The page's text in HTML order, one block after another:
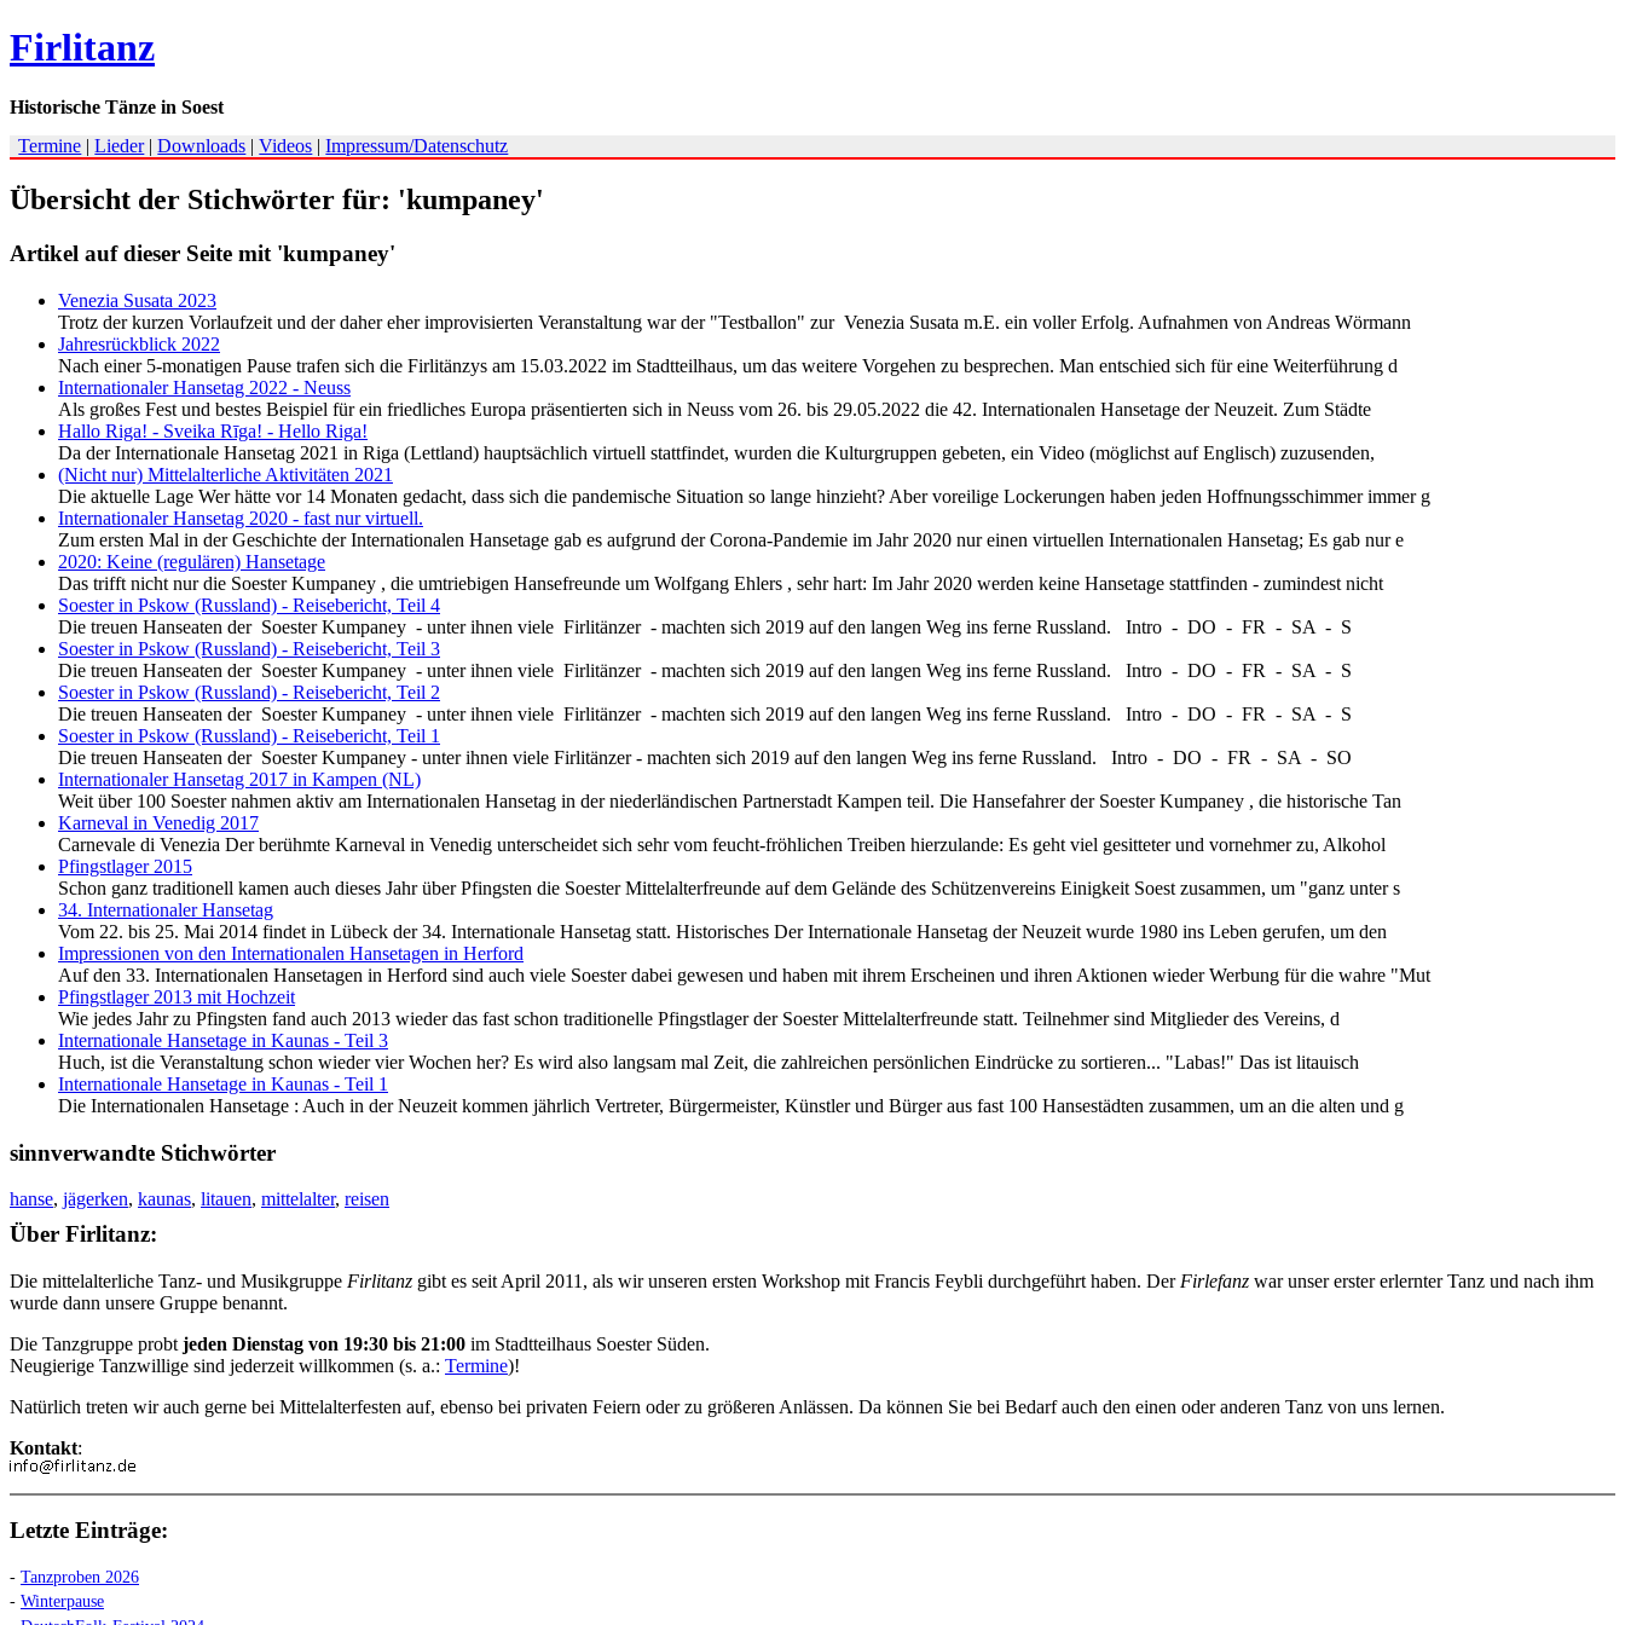
Firlitanz
Historische Tänze in Soest
Termine |Lieder|Downloads |Videos |Impressum/Datenschutz
Übersicht der Stichwörter für: 'kumpaney'
Artikel auf dieser Seite mit 'kumpaney'
Venezia Susata 2023
Trotz der kurzen Vorlaufzeit und der daher eher improvisierten Veranstaltung war der "Testballon" zur Venezia Susata m.E. ein voller Erfolg. Aufnahmen von Andreas Wörmann
Jahresrückblick 2022
Nach einer 5-monatigen Pause trafen sich die Firlitänzys am 15.03.2022 im Stadtteilhaus, um das weitere Vorgehen zu besprechen. Man entschied sich für eine Weiterführung d
Internationaler Hansetag 2022 - Neuss
Als großes Fest und bestes Beispiel für ein friedliches Europa präsentierten sich in Neuss vom 26. bis 29.05.2022 die 42. Internationalen Hansetage der Neuzeit. Zum Städte
Hallo Riga! - Sveika Rīga! - Hello Riga!
Da der Internationale Hansetag 2021 in Riga (Lettland) hauptsächlich virtuell stattfindet, wurden die Kulturgruppen gebeten, ein Video (möglichst auf Englisch) zuzusenden,
(Nicht nur) Mittelalterliche Aktivitäten 2021
Die aktuelle Lage Wer hätte vor 14 Monaten gedacht, dass sich die pandemische Situation so lange hinzieht? Aber voreilige Lockerungen haben jeden Hoffnungsschimmer immer g
Internationaler Hansetag 2020 - fast nur virtuell.
Zum ersten Mal in der Geschichte der Internationalen Hansetage gab es aufgrund der Corona-Pandemie im Jahr 2020 nur einen virtuellen Internationalen Hansetag; Es gab nur e
2020: Keine (regulären) Hansetage
Das trifft nicht nur die Soester Kumpaney , die umtriebigen Hansefreunde um Wolfgang Ehlers , sehr hart: Im Jahr 2020 werden keine Hansetage stattfinden - zumindest nicht
Soester in Pskow (Russland) - Reisebericht, Teil 4
Die treuen Hanseaten der Soester Kumpaney - unter ihnen viele Firlitänzer - machten sich 2019 auf den langen Weg ins ferne Russland. Intro - DO - FR - SA - S
Soester in Pskow (Russland) - Reisebericht, Teil 3
Die treuen Hanseaten der Soester Kumpaney - unter ihnen viele Firlitänzer - machten sich 2019 auf den langen Weg ins ferne Russland. Intro - DO - FR - SA - S
Soester in Pskow (Russland) - Reisebericht, Teil 2
Die treuen Hanseaten der Soester Kumpaney - unter ihnen viele Firlitänzer - machten sich 2019 auf den langen Weg ins ferne Russland. Intro - DO - FR - SA - S
Soester in Pskow (Russland) - Reisebericht, Teil 1
Die treuen Hanseaten der Soester Kumpaney - unter ihnen viele Firlitänzer - machten sich 2019 auf den langen Weg ins ferne Russland. Intro - DO - FR - SA - SO
Internationaler Hansetag 2017 in Kampen (NL)
Weit über 100 Soester nahmen aktiv am Internationalen Hansetag in der niederländischen Partnerstadt Kampen teil. Die Hansefahrer der Soester Kumpaney , die historische Tan
Karneval in Venedig 2017
Carnevale di Venezia Der berühmte Karneval in Venedig unterscheidet sich sehr vom feucht-fröhlichen Treiben hierzulande: Es geht viel gesitteter und vornehmer zu, Alkohol
Pfingstlager 2015
Schon ganz traditionell kamen auch dieses Jahr über Pfingsten die Soester Mittelalterfreunde auf dem Gelände des Schützenvereins Einigkeit Soest zusammen, um "ganz unter s
34. Internationaler Hansetag
Vom 22. bis 25. Mai 2014 findet in Lübeck der 34. Internationale Hansetag statt. Historisches Der Internationale Hansetag der Neuzeit wurde 1980 ins Leben gerufen, um den
Impressionen von den Internationalen Hansetagen in Herford
Auf den 33. Internationalen Hansetagen in Herford sind auch viele Soester dabei gewesen und haben mit ihrem Erscheinen und ihren Aktionen wieder Werbung für die wahre "Mut
Pfingstlager 2013 mit Hochzeit
Wie jedes Jahr zu Pfingsten fand auch 2013 wieder das fast schon traditionelle Pfingstlager der Soester Mittelalterfreunde statt. Teilnehmer sind Mitglieder des Vereins, d
Internationale Hansetage in Kaunas - Teil 3
Huch, ist die Veranstaltung schon wieder vier Wochen her? Es wird also langsam mal Zeit, die zahlreichen persönlichen Eindrücke zu sortieren... "Labas!" Das ist litauisch
Internationale Hansetage in Kaunas - Teil 1
Die Internationalen Hansetage : Auch in der Neuzeit kommen jährlich Vertreter, Bürgermeister, Künstler und Bürger aus fast 100 Hansestädten zusammen, um an die alten und g
sinnverwandte Stichwörter
hanse, jägerken, kaunas, litauen, mittelalter, reisen
Über Firlitanz:
Die mittelalterliche Tanz- und Musikgruppe Firlitanz gibt es seit April 2011, als wir unseren ersten Workshop mit Francis Feybli durchgeführt haben. Der Firlefanz war unser erster erlernter Tanz und nach ihm
wurde dann unsere Gruppe benannt.
Die Tanzgruppe probt jeden Dienstag von 19:30 bis 21:00 im Stadtteilhaus Soester Süden.
Neugierige Tanzwillige sind jederzeit willkommen (s. a.: Termine)!
Natürlich treten wir auch gerne bei Mittelalterfesten auf, ebenso bei privaten Feiern oder zu größeren Anlässen. Da können Sie bei Bedarf auch den einen oder anderen Tanz von uns lernen.
Kontakt:
Letzte Einträge:
- Tanzproben 2026
- Winterpause